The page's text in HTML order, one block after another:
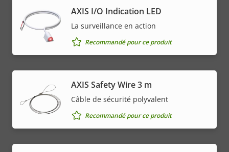
AXIS I/O Indication LED
La surveillance en action
Recommandé pour ce produit
AXIS Safety Wire 3 m
Câble de sécurité polyvalent
Recommandé pour ce produit